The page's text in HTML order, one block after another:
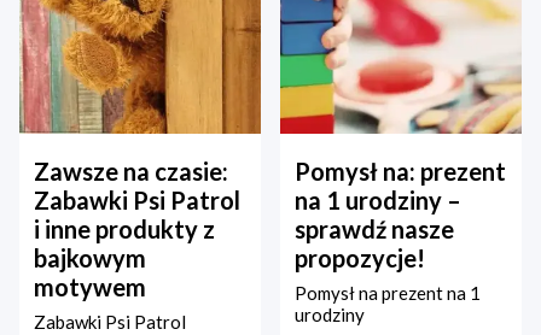
Zawsze na czasie:
Zabawki Psi Patrol
i inne produkty z
bajkowym
motywem
Zabawki Psi Patrol
Pomysł na: prezent
na 1 urodziny –
sprawdź nasze
propozycje!
Pomysł na prezent na 1
urodziny